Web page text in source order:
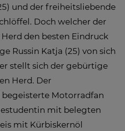
und der freiheitsliebende
Doch welcher der
den besten Eindruck
Russin Katja (25) von sich
stellt sich der gebürtige
Herd. Der
Motorradfan
mit belegten
mit Kürbiskernöl